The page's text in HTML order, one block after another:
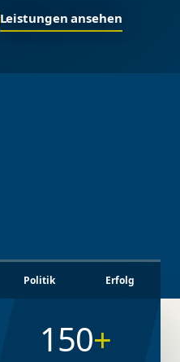
Leistungen ansehen
Politik Erfolg
150+